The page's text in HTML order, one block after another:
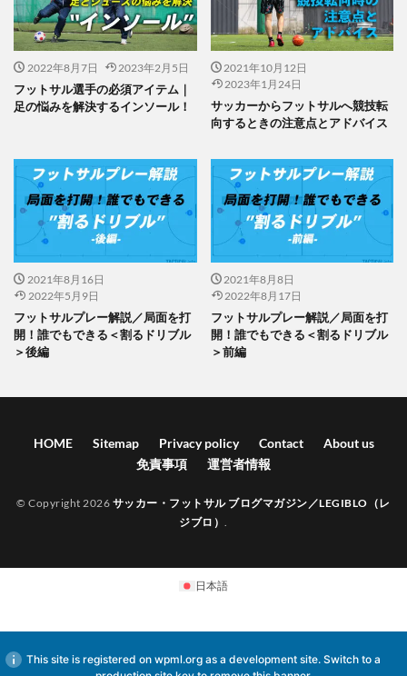
2022年8月7日 2023年2月5日
フットサル選手の必須アイテム｜
足の悩みを解決するインソール！
2021年10月12日
2023年1月24日
サッカーからフットサルへ競技転
向するときの注意点とアドバイス
2021年8月16日
2022年5月9日
フットサルプレー解説／局面を打
開！誰でもできる＜割るドリブル
＞後編
2021年8月8日
2022年8月17日
フットサルプレー解説／局面を打
開！誰でもできる＜割るドリブル
＞前編
HOME Sitemap Privacy policy Contact
About us
免責事項
運営者情報
© Copyright 2026 サッカー・フットサル ブログマガジン／LEGIBLO（レ
ジブロ）
日本語
This site is registered on wpml.org as a development site. Switch to a